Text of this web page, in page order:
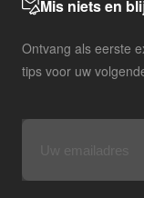
Mis niets en
Ontvang als eerste
tips voor uw